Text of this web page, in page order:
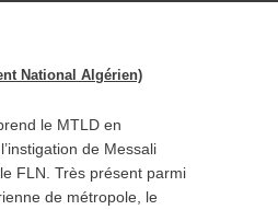
National Algérien)
le MTLD en
de Messali
FLN. Très présent parmi
de métropole, le